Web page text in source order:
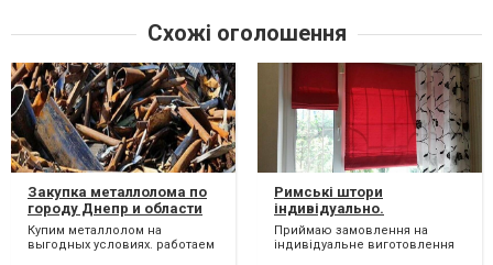
Схожі оголошення
Закупка металлолома по
городу Днепр и области
Купим металлолом на
выгодных условиях. работаем
Римські штори
індивідуально.
Приймаю замовлення на
індивідуальне виготовлення